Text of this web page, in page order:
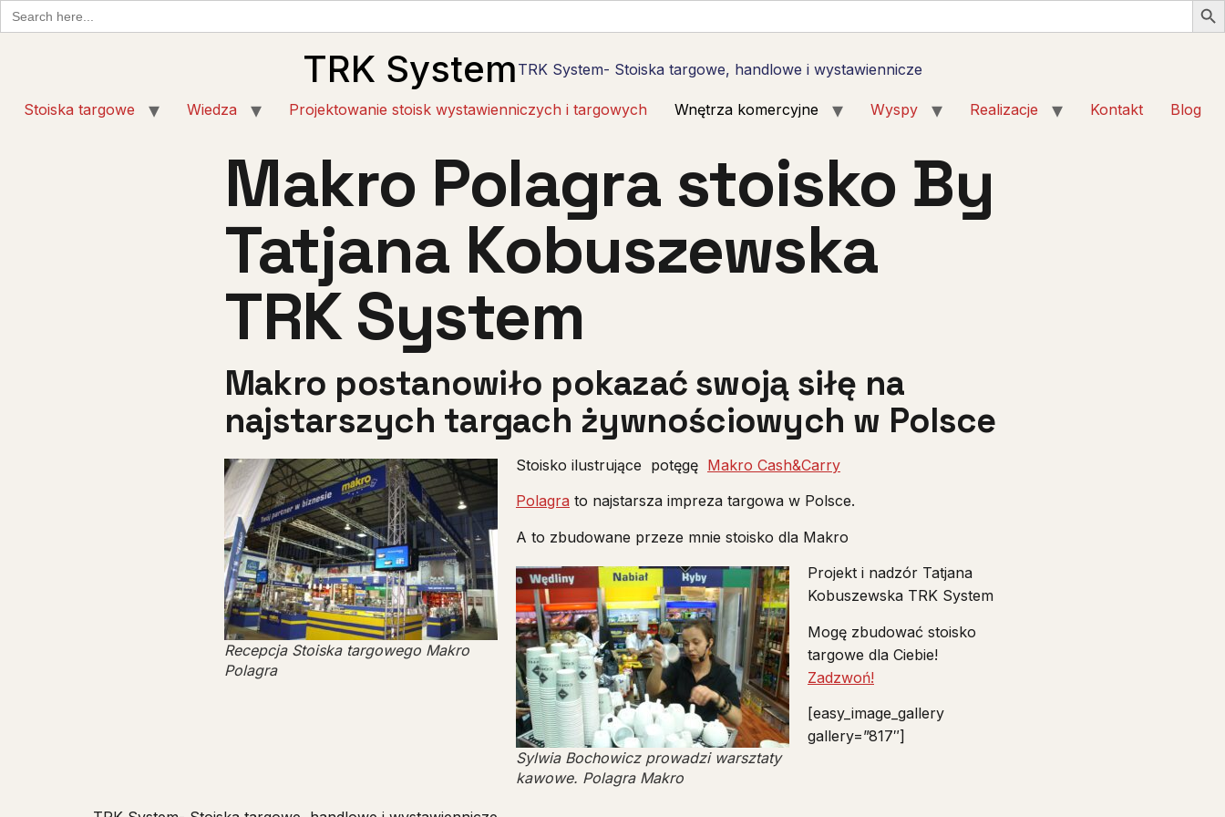
Search
for:
TRK System TRK System- Stoiska targowe, handlowe i wystawiennicze
Stoiska targowe Wiedza Projektowanie stoisk wystawienniczych i targowych Wnętrza komercyjne Wyspy Realizacje Kontakt Blog
Makro Polagra stoisko By
Tatjana Kobuszewska
TRK System
Makro postanowiło pokazać swoją siłę na
najstarszych targach żywnościowych w Polsce
Recepcja Stoiska targowego Makro
Polagra
Stoisko ilustrujące potęgę Makro Cash&Carry
Polagra to najstarsza impreza targowa w Polsce.
A to zbudowane przeze mnie stoisko dla Makro
Sylwia Bochowicz prowadzi warsztaty
kawowe. Polagra Makro
Projekt i nadzór Tatjana
Kobuszewska TRK System
Mogę zbudować stoisko
targowe dla Ciebie!
Zadzwoń!
[easy_image_gallery
gallery=”817″]